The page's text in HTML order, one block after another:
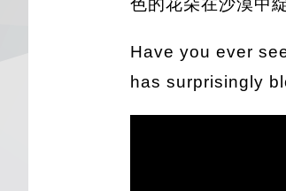
色的花朵在沙漠中
Have you ever
has surprisingly